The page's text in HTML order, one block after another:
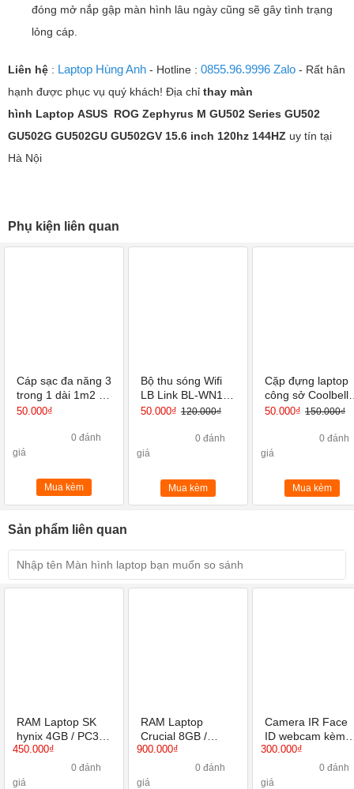
đóng mở nắp gập màn hình lâu ngày cũng sẽ gây tình trạng
lỏng cáp.
Liên hệ : Laptop Hùng Anh - Hotline : 0855.96.9996 Zalo - Rất hân
hạnh được phục vụ quý khách! Địa chỉ thay màn
hình Laptop ASUS ROG Zephyrus M GU502 Series GU502
GU502G GU502GU GU502GV 15.6 inch 120hz 144HZ uy tín tại
Hà Nội
Phụ kiện liên quan
Cáp sạc đa năng 3
trong 1 dài 1m2 từ
USB ra Type C,
Lightning 7/8 / X /
Xs / Xr / X Max
50.000₫
0 đánh
giá
Mua kèm
Bộ thu sóng Wifi
LB Link BL-WN151
Hàng chính hãng
50.000₫ 120.000₫
0 đánh
giá
Mua kèm
Cặp đựng laptop
công sở Coolbell
13 Inch 14 Inch
50.000₫ 150.000₫
0 đánh
giá
Mua kèm
Sản phẩm liên quan
RAM Laptop SK
hynix 4GB / PC3L
BUS 1600 /
450.000₫
0 đánh
giá
RAM Laptop
Crucial 8GB /
PC3L BUS 1600 /
900.000₫
0 đánh
giá
Camera IR Face
ID webcam kèm
míc nắp cho Dell
Latitude E5470
5480 5490
300.000₫
0 đánh
giá